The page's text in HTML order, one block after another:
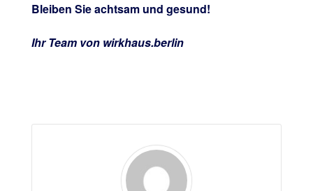
Bleiben Sie achtsam und gesund!
Ihr Team von wirkhaus.berlin